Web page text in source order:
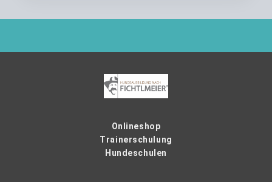
Onlineshop
Trainerschulung
Hundeschulen